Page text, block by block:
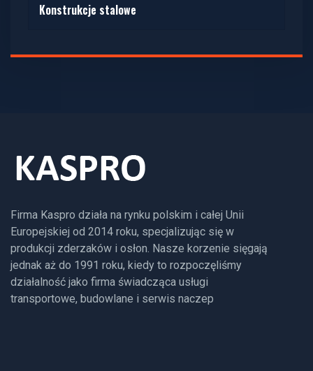
Konstrukcje stalowe
Firma Kaspro działa na rynku polskim i całej Unii
Europejskiej od 2014 roku, specjalizując się w
produkcji zderzaków i osłon. Nasze korzenie sięgają
jednak aż do 1991 roku, kiedy to rozpoczęliśmy
działalność jako firma świadcząca usługi
transportowe, budowlane i serwis naczep